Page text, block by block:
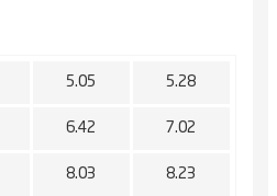
5.05 5.28
6.42 7.02
8.03 8.23